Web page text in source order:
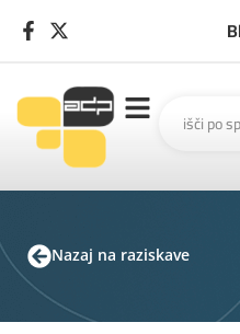
Nazaj na raziskave